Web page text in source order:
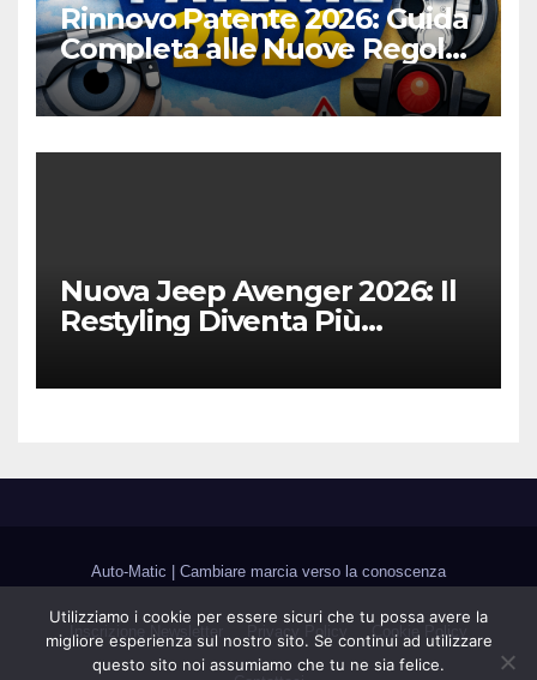
Rinnovo Patente 2026: Guida
Completa alle Nuove Regole,
Digitalizzazione e Costi
Nuova Jeep Avenger 2026: Il
Restyling Diventa Più
Fedele al DNA Off-Road
Auto-Matic Cambiare marcia verso la conoscenza
Inscrizione Newsletter Privacy Policy Cookie Policy
Utilizziamo i cookie per essere sicuri che tu possa avere la
migliore esperienza sul nostro sito. Se continui ad utilizzare
questo sito noi assumiamo che tu ne sia felice.